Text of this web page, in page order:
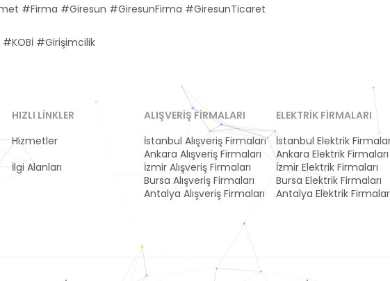
#Firma #Giresun #GiresunFirma #GiresunTicaret
#Girişimcilik
HIZLI LINKLER
Hizmetler
Kategoriler
İlgi Alanları
ALIŞVERIŞ FIRMALARI
İstanbul Alışveriş Firmaları
Ankara Alışveriş Firmaları
İzmir Alışveriş Firmaları
Bursa Alışveriş Firmaları
Antalya Alışveriş Firmaları
ELEKTRIK FIRMALARI
İstanbul Elektrik
Ankara Elektrik Firmaları
İzmir Elektrik Firmaları
Bursa Elektrik Firmaları
Antalya Elektrik